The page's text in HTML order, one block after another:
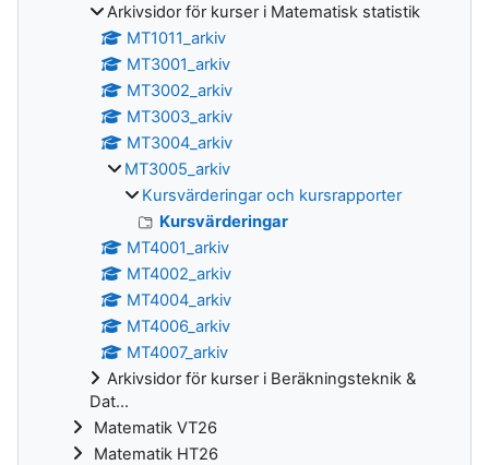
Arkivsidor för kurser i Matematisk statistik
MT1011_arkiv
MT3001_arkiv
MT3002_arkiv
MT3003_arkiv
MT3004_arkiv
MT3005_arkiv
Kursvärderingar och kursrapporter
Kursvärderingar
MT4001_arkiv
MT4002_arkiv
MT4004_arkiv
MT4006_arkiv
MT4007_arkiv
Arkivsidor för kurser i Beräkningsteknik &
Dat...
Matematik VT26
Matematik HT26